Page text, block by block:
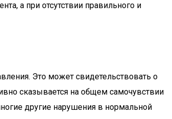
а при отсутствии правильного и
Это может свидетельствовать о
сказывается на общем самочувствии
другие нарушения в нормальной